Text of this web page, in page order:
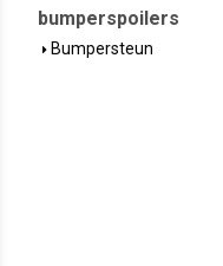
bumperspoilers
Bumpersteun